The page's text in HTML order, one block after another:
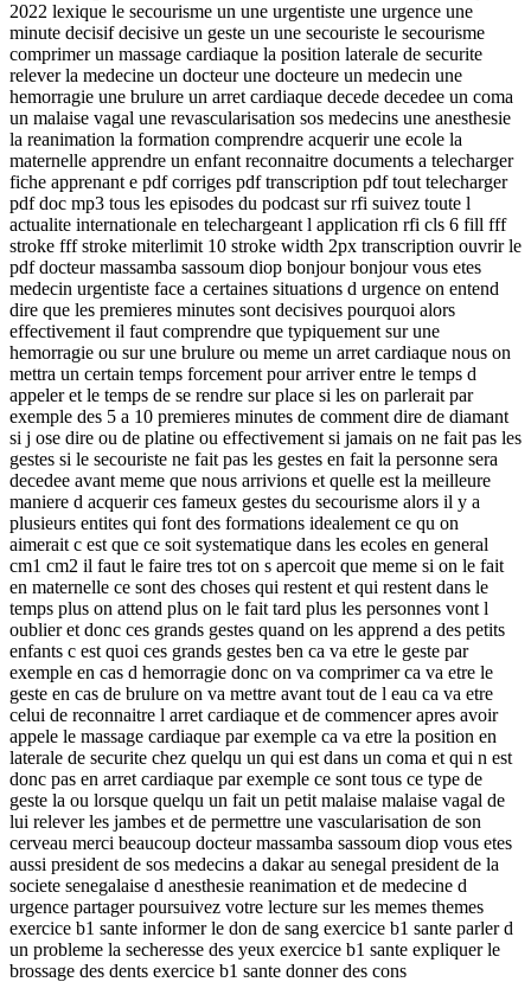
2022 lexique le secourisme un une urgentiste une urgence une
minute decisif decisive un geste un une secouriste le secourisme
comprimer un massage cardiaque la position laterale de securite
relever la medecine un docteur une docteure un medecin une
hemorragie une brulure un arret cardiaque decede decedee un coma
un malaise vagal une revascularisation sos medecins une anesthesie
la reanimation la formation comprendre acquerir une ecole la
maternelle apprendre un enfant reconnaitre documents a telecharger
fiche apprenant e pdf corriges pdf transcription pdf tout telecharger
pdf doc mp3 tous les episodes du podcast sur rfi suivez toute l
actualite internationale en telechargeant l application rfi cls 6 fill fff
stroke fff stroke miterlimit 10 stroke width 2px transcription ouvrir le
pdf docteur massamba sassoum diop bonjour bonjour vous etes
medecin urgentiste face a certaines situations d urgence on entend
dire que les premieres minutes sont decisives pourquoi alors
effectivement il faut comprendre que typiquement sur une
hemorragie ou sur une brulure ou meme un arret cardiaque nous on
mettra un certain temps forcement pour arriver entre le temps d
appeler et le temps de se rendre sur place si les on parlerait par
exemple des 5 a 10 premieres minutes de comment dire de diamant
si j ose dire ou de platine ou effectivement si jamais on ne fait pas les
gestes si le secouriste ne fait pas les gestes en fait la personne sera
decedee avant meme que nous arrivions et quelle est la meilleure
maniere d acquerir ces fameux gestes du secourisme alors il y a
plusieurs entites qui font des formations idealement ce qu on
aimerait c est que ce soit systematique dans les ecoles en general
cm1 cm2 il faut le faire tres tot on s apercoit que meme si on le fait
en maternelle ce sont des choses qui restent et qui restent dans le
temps plus on attend plus on le fait tard plus les personnes vont l
oublier et donc ces grands gestes quand on les apprend a des petits
enfants c est quoi ces grands gestes ben ca va etre le geste par
exemple en cas d hemorragie donc on va comprimer ca va etre le
geste en cas de brulure on va mettre avant tout de l eau ca va etre
celui de reconnaitre l arret cardiaque et de commencer apres avoir
appele le massage cardiaque par exemple ca va etre la position en
laterale de securite chez quelqu un qui est dans un coma et qui n est
donc pas en arret cardiaque par exemple ce sont tous ce type de
geste la ou lorsque quelqu un fait un petit malaise malaise vagal de
lui relever les jambes et de permettre une vascularisation de son
cerveau merci beaucoup docteur massamba sassoum diop vous etes
aussi president de sos medecins a dakar au senegal president de la
societe senegalaise d anesthesie reanimation et de medecine d
urgence partager poursuivez votre lecture sur les memes themes
exercice b1 sante informer le don de sang exercice b1 sante parler d
un probleme la secheresse des yeux exercice b1 sante expliquer le
brossage des dents exercice b1 sante donner des cons